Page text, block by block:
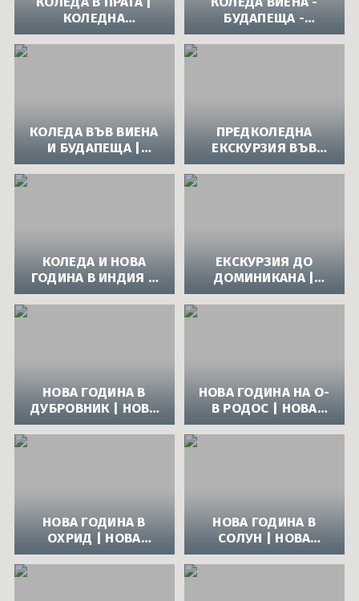
КОЛЕДНА
ЕКСКУРЗИЯ ПРАГА,
ЧЕХИЯ
БУДАПЕЩА -
ВАРИАНТ 1
КОЛЕДА ВЪВ ВИЕНА
И БУДАПЕЩА |
КОЛЕДНА
ПРЕДКОЛЕДНА
ЕКСКУРЗИЯ ВЪВ
ВЕНЕЦИЯ И
КОЛЕДА И НОВА
ГОДИНА В ИНДИЯ И
ШРИ ЛАНКА |
КОЛЕДА И НОВА
ЕКСКУРЗИЯ ДО
ДОМИНИКАНА |
НОВА ГОДИНА 2014
В ДОМИНИКАНА
НОВА ГОДИНА В
ДУБРОВНИК | НОВА
ГОДИНА 2014 В
ДУБРОВНИК,
НОВА ГОДИНА НА О-
В РОДОС | НОВА
ГОДИНА 2014 НА О-
В РОДОС
НОВА ГОДИНА В
ОХРИД | НОВА
ГОДИНА 2014 В
НОВА ГОДИНА В
СОЛУН | НОВА
ГОДИНА 2014 В